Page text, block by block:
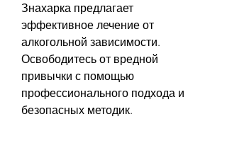
Знахарка предлагает
эффективное лечение от
алкогольной зависимости.
Освободитесь от вредной
привычки с помощью
профессионального подхода и
безопасных методик.